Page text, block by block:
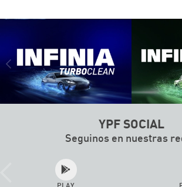
YPF SOCIAL
Seguinos en nuestras